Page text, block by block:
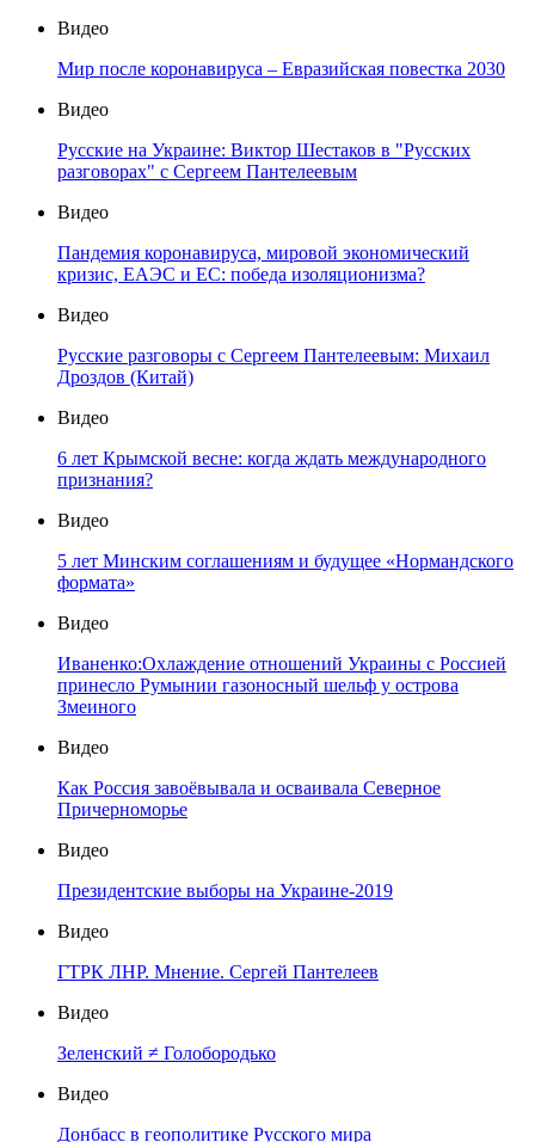
Видео
Мир после коронавируса – Евразийская повестка 2030
Видео
Русские на Украине: Виктор Шестаков в "Русских
разговорах" с Сергеем Пантелеевым
Видео
Пандемия коронавируса, мировой экономический
кризис, ЕАЭС и ЕС: победа изоляционизма?
Видео
Русские разговоры с Сергеем Пантелеевым: Михаил
Дроздов (Китай)
Видео
6 лет Крымской весне: когда ждать международного
признания?
Видео
5 лет Минским соглашениям и будущее «Нормандского
формата»
Видео
Иваненко:Охлаждение отношений Украины с Россией
принесло Румынии газоносный шельф у острова
Змеиного
Видео
Как Россия завоёвывала и осваивала Северное
Причерноморье
Видео
Президентские выборы на Украине-2019
Видео
ГТРК ЛНР. Мнение. Сергей Пантелеев
Видео
Зеленский ≠ Голобородько
Видео
Донбасс в геополитике Русского мира